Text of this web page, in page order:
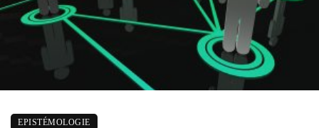
EPISTÉMOLOGIE